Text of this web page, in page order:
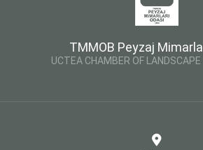
TMMOB Peyzaj
UCTEA CHAMBER OF